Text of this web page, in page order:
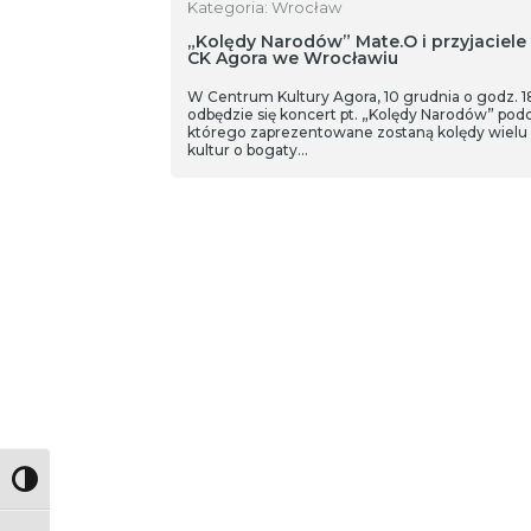
Toggle High Contrast
Kategoria: Wrocław
„Kolędy Narodów” Mate.O i przyjaciele
CK Agora we Wrocławiu
W Centrum Kultury Agora, 10 grudnia o godz.
odbędzie się koncert pt. „Kolędy Narodów”
którego zaprezentowane zostaną kolędy wielu
kultur o bogaty…